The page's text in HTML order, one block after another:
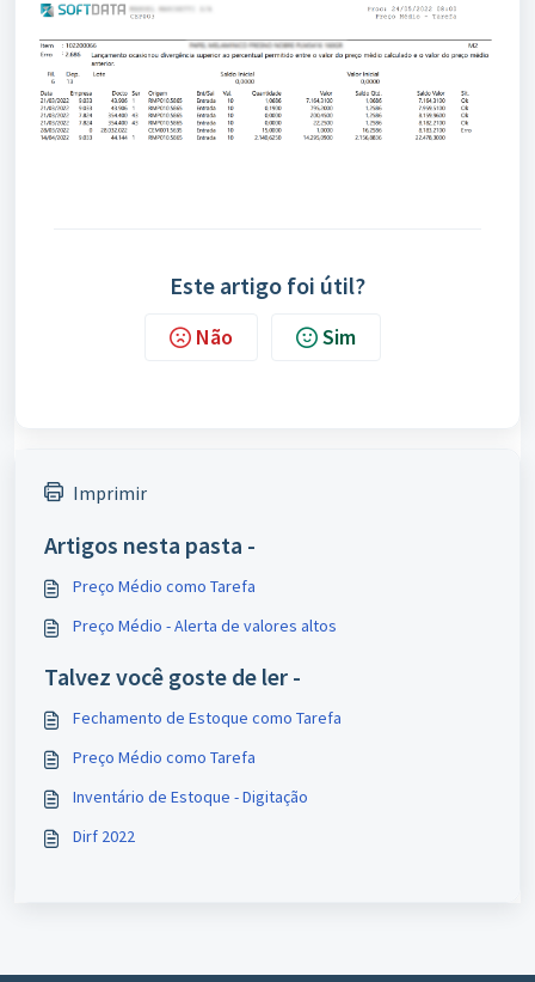
Este artigo foi útil?
Não Sim
Imprimir
Artigos nesta pasta -
Preço Médio como Tarefa
Preço Médio - Alerta de valores altos
Talvez você goste de ler -
Fechamento de Estoque como Tarefa
Preço Médio como Tarefa
Inventário de Estoque - Digitação
Dirf 2022